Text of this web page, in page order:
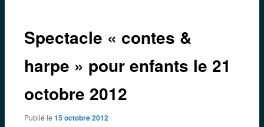
Spectacle « contes &
harpe » pour enfants le 21
octobre 2012
Publié le 15 octobre 2012